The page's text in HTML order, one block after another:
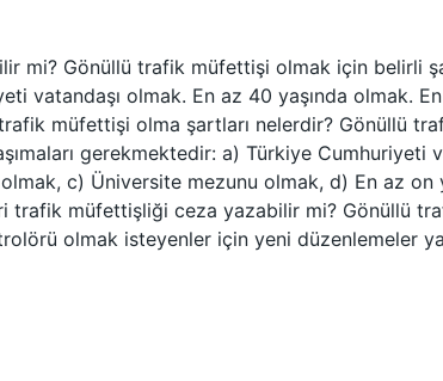
mi? Gönüllü trafik müfettişi olmak için belirli
vatandaşı olmak. En az 40 yaşında olmak.
müfettişi olma şartları nelerdir? Gönüllü
gerekmektedir: a) Türkiye Cumhuriyeti
c) Üniversite mezunu olmak, d) En az on
trafik müfettişliği ceza yazabilir mi? Gönüllü
olmak isteyenler için yeni düzenlemeler